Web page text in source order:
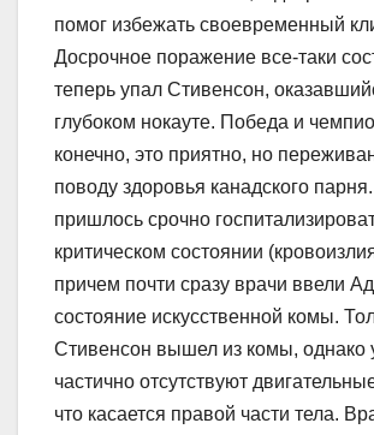
помог избежать своевременный
Досрочное поражение все-таки
теперь упал Стивенсон,
глубоком нокауте. Победа и
конечно, это приятно, но
поводу здоровья канадского
пришлось срочно
критическом состоянии
причем почти сразу врачи ввели
состояние искусственной комы.
Стивенсон вышел из комы, однако
частично отсутствуют
что касается правой части тела.